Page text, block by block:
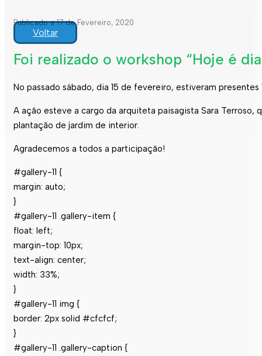
Publicado a 17 de Fevereiro, 2020
Voltar
Foi realizado o workshop “Hoje é
No passado sábado, dia 15 de fevereiro, estiveram
A ação esteve a cargo da arquiteta paisagista Sara
plantação de jardim de interior.
Agradecemos a todos a participação!
#gallery-11 {
margin: auto;
}
#gallery-11 .gallery-item {
float: left;
margin-top: 10px;
text-align: center;
width: 33%;
}
#gallery-11 img {
border: 2px solid #cfcfcf;
}
#gallery-11 .gallery-caption {